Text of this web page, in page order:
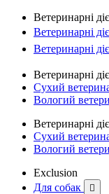
Ветеринарні
Ветеринарні
Ветеринарні
Ветеринарні
Сухий
Вологий
Ветеринарні
Сухий
Вологий
Exclusion
Для собак
